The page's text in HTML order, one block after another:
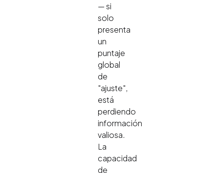
— si
solo
presenta
un
puntaje
global
de
"ajuste",
está
perdiendo
información
valiosa.
La
capacidad
de